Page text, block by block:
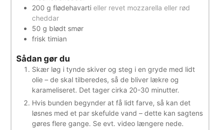
200 g flødehavarti eller revet mozzarella eller rød
cheddar
50 g blødt smør
frisk timian
Sådan gør du
Skær løg i tynde skiver og steg i en gryde med lidt
olie – de skal tilberedes, så de bliver lækre og
karameliseret. Det tager cirka 20-30 minutter.
Hvis bunden begynder at få lidt farve, så kan det
løsnes med et par skefulde vand – dette kan sagtens
gøres flere gange. Se evt. video længere nede.